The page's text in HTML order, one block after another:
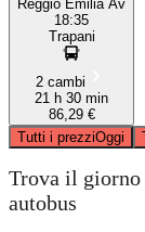
Reggio Emilia Av
18:35
Trapani
2 cambi
21 h 30 min
86,29 €
Tutti i prezziOggi
Trova il giorno
autobus